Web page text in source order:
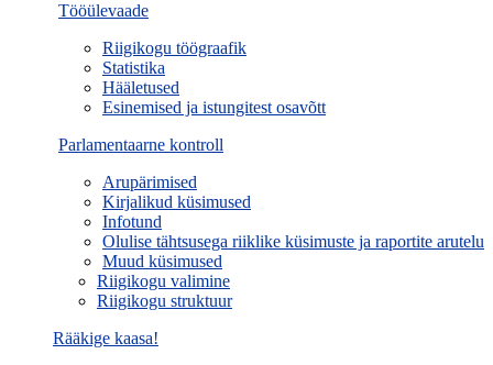
Tööülevaade
Riigikogu töögraafik
Statistika
Hääletused
Esinemised ja istungitest osavõtt
Parlamentaarne kontroll
Arupärimised
Kirjalikud küsimused
Infotund
Olulise tähtsusega riiklike küsimuste ja raportite arutelu
Muud küsimused
Riigikogu valimine
Riigikogu struktuur
Rääkige kaasa!